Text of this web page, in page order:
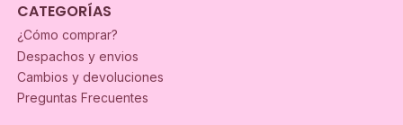
CATEGORÍAS
¿Cómo comprar?
Despachos y envios
Cambios y devoluciones
Preguntas Frecuentes